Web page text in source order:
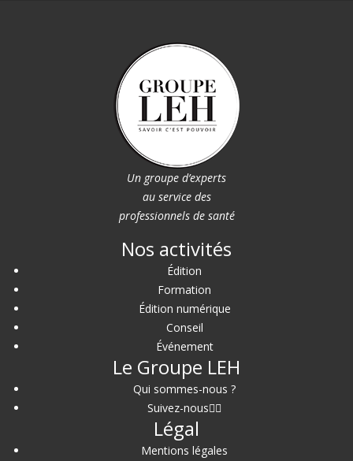
Un groupe d’experts
au service des
professionnels de santé
Nos activités
Édition
Formation
Édition numérique
Conseil
Événement
Le Groupe LEH
Qui sommes-nous ?
Suivez-nous
Légal
Mentions légales